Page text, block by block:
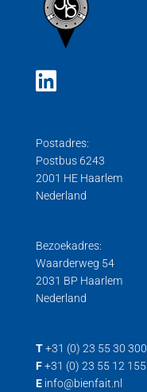
Postadres:
Postbus 6243
2001 HE Haarlem
Nederland
Bezoekadres:
Waarderweg 54
2031 BP Haarlem
Nederland
T +31 (0) 23 55 30 300
F +31 (0) 23 55 12 155
E info@bienfait.nl